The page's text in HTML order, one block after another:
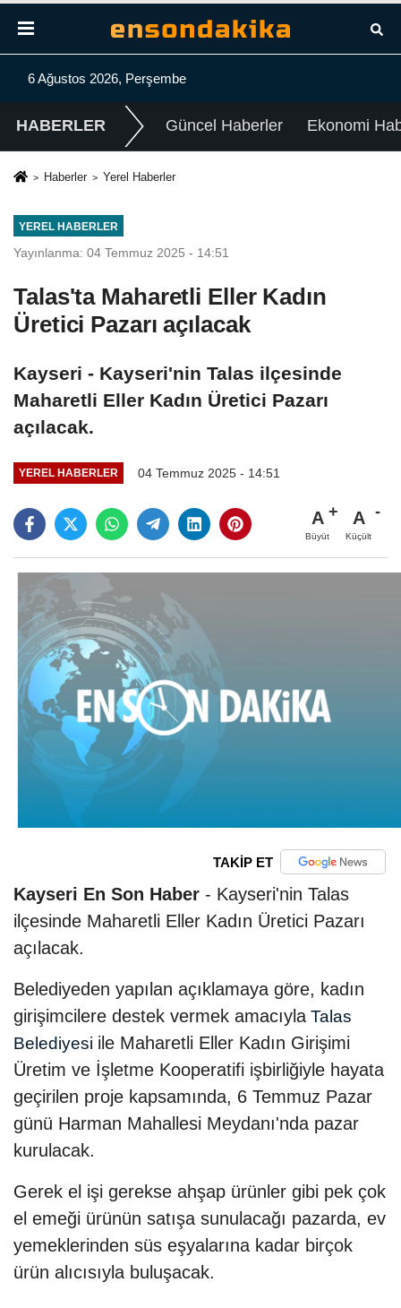
6 Ağustos 2026, Perşembe
HABERLER Güncel Haberler Ekonomi
Haberler Yerel Haberler
YEREL HABERLER
Yayınlanma: 04 Temmuz 2025 - 14:51
Talas'ta Maharetli Eller Kadın
Üretici Pazarı açılacak
Kayseri - Kayseri'nin Talas ilçesinde
Maharetli Eller Kadın Üretici Pazarı
açılacak.
YEREL HABERLER 04 Temmuz 2025 - 14:51
A
Büyüt
A
Küçült
TAKİP ET
Kayseri En Son Haber - Kayseri'nin Talas
ilçesinde Maharetli Eller Kadın Üretici Pazarı
açılacak.
Belediyeden yapılan açıklamaya göre, kadın
girişimcilere destek vermek amacıylaTalas
Belediyesi ile Maharetli Eller Kadın Girişimi
Üretim ve İşletme Kooperatifi işbirliğiyle hayata
geçirilen proje kapsamında, 6 Temmuz Pazar
günü Harman Mahallesi Meydanı'nda pazar
kurulacak.
Gerek el işi gerekse ahşap ürünler gibi pek çok
el emeği ürünün satışa sunulacağı pazarda, ev
yemeklerinden süs eşyalarına kadar birçok
ürün alıcısıyla buluşacak.